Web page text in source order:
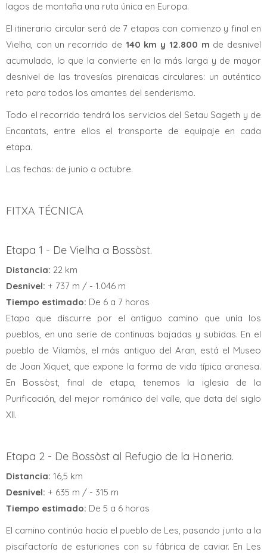
lagos de montaña una ruta única en Europa.
El itinerario circular será de 7 etapas con comienzo y final en
Vielha, con un recorrido de 140 km y 12.800 m de desnivel
acumulado, lo que la convierte en la más larga y de mayor
desnivel de las travesías pirenaicas circulares: un auténtico
reto para todos los amantes del senderismo.
Todo el recorrido tendrá los servicios del Setau Sageth y de
Encantats, entre ellos el transporte de equipaje en cada
etapa.
Las fechas: de junio a octubre.
FITXA TÉCNICA
Etapa 1 - De Vielha a Bossòst.
Distancia: 22 km
Desnivel: + 737 m / - 1.046 m
Tiempo estimado: De 6 a 7 horas
Etapa que discurre por el antiguo camino que unía los
pueblos, en una serie de continuas bajadas y subidas. En el
pueblo de Vilamòs, el más antiguo del Aran, está el Museo
de Joan Xiquet, que expone la forma de vida típica aranesa.
En Bossòst, final de etapa, tenemos la iglesia de la
Purificación, del mejor románico del valle, que data del siglo
XII.
Etapa 2 - De Bossòst al Refugio de la Honeria.
Distancia: 16,5 km
Desnivel: + 635 m / - 315 m
Tiempo estimado: De 5 a 6 horas
El camino continúa hacia el pueblo de Les, pasando junto a la
piscifactoría de esturiones con su fábrica de caviar. En Les